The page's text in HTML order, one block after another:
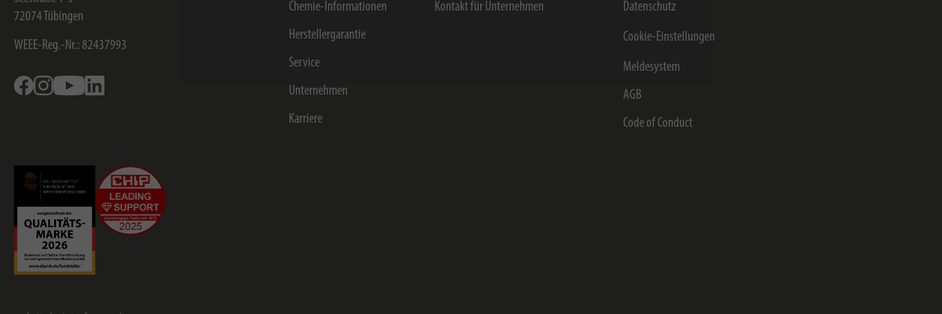
72074 Tübingen
WEEE-Reg.-Nr.: 82437993
FacebookInstagramYoutube
Chemie-Informationen
Herstellergarantie
Service
Unternehmen
Karriere
Kontakt für Unternehmen
Datenschutz
Cookie-Einstellungen
Meldesystem
AGB
Code of Conduct